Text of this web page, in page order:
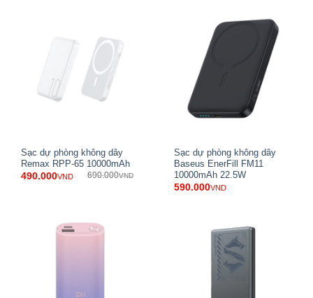
10200mAh ở 9V/2.23A
9600mAh ở 12V/1.67A
Thiết bị có khả năng điều chỉnh thông minh dòng điện theo
từng chế độ để tiết kiệm pin, tối ưu hiệu suất và giảm thất
Sạc dự phòng không dây
Remax RPP-65 10000mAh
490.000VND 690.000VND
Sạc dự phòng không dây
Baseus EnerFill FM11
10000mAh 22.5W
590.000VND